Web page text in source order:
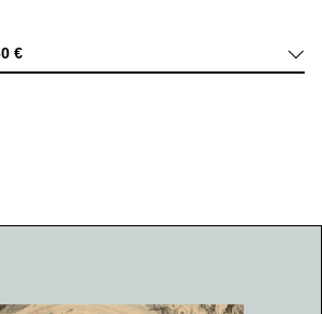
studiati dalla storica dell’arte Donatella
€